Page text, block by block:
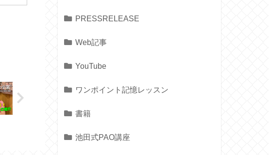
PRESSRELEASE
Web記事
YouTube
ワンポイント記憶レッスン
書籍
池田式PAO講座